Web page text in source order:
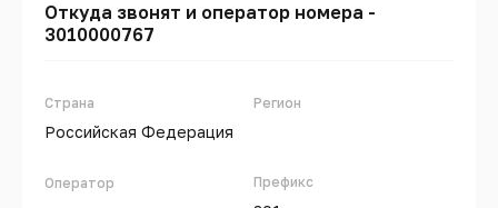
Откуда звонят и оператор номера -
3010000767
Страна
Российская Федерация
Оператор
Регион
Префикс